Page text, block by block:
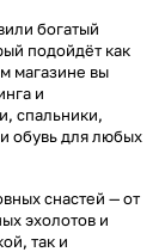
богатый
подойдёт как
магазине вы
и
спальники,
обувь для любых
снастей — от
эхолотов и
так и